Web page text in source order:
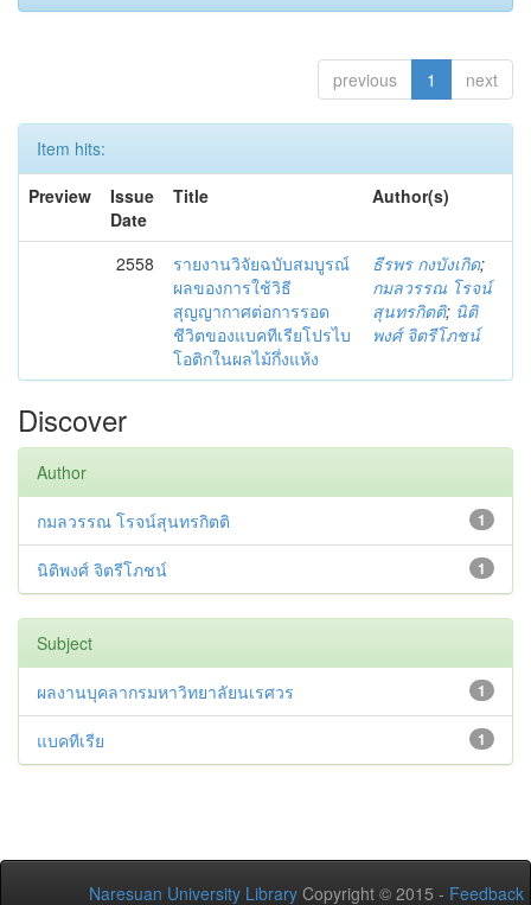
previous 1 next
Item hits:
Preview
Issue
Date
Title Author(s)
2558
รายงานวิจัยฉบับสมบูรณ์
ผลของการใช้วิธี
สุญญากาศต่อการรอด
ชีวิตของแบคทีเรียโปรไบ
โอติกในผลไม้กึ่งแห้ง
ธีรพร กงบังเกิด;
กมลวรรณ โรจน์
สุนทรกิตติ; นิติ
พงศ์ จิตรีโภชน์
Discover
Author
1
กมลวรรณ โรจน์สุนทรกิตติ
1
นิติพงศ์ จิตรีโภชน์
Subject
1
ผลงานบุคลากรมหาวิทยาลัยนเรศวร
1
แบคทีเรีย
Naresuan University Library Copyright © 2015 - Feedback